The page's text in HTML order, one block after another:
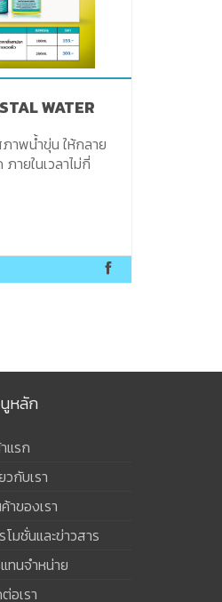
WATER
พน้ำขุ่น ให้กลาย
ภายในเวลาไม่กี่
หลัก
แรก
วกับเรา
าของเรา
โมชั่นและข่าวสาร
ทนจำหน่าย
อเรา